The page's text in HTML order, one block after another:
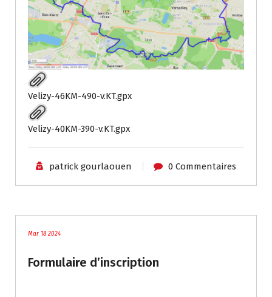
Velizy-46KM-490-v.KT.gpx
Velizy-40KM-390-v.KT.gpx
patrick gourlaouen 0 Commentaires
Mar 18 2024
Formulaire d’inscription